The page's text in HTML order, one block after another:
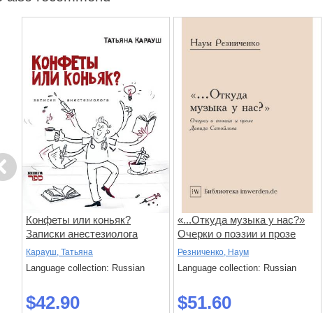
Конфеты или коньяк?
Записки анестезиолога
Карауш, Татьяна
Language collection: Russian
$42.90
«...Откуда музыка у нас?»
Очерки о поэзии и прозе
Давида Самойлова
Резниченко, Наум
Language collection: Russian
$51.60